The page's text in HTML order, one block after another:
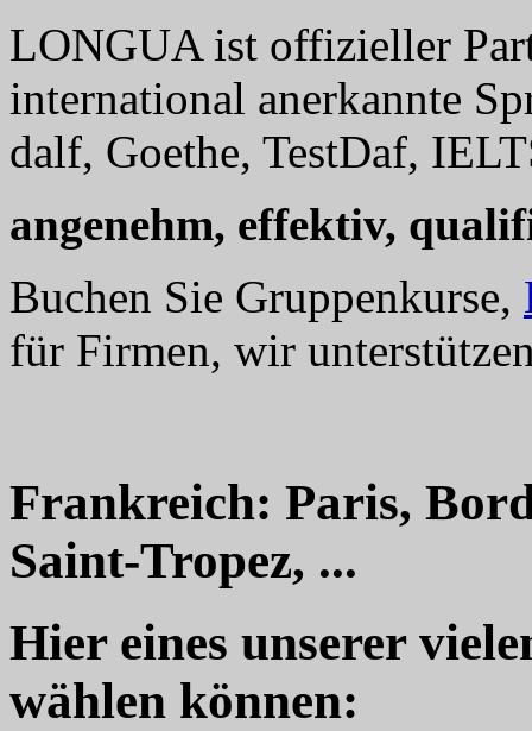
LONGUA ist offizieller
international anerkannte
dalf, Goethe, TestDaf,
angenehm, effektiv,
Buchen Sie Gruppenkurse,
für Firmen, wir
Frankreich: Paris,
Saint-Tropez, ...
Hier eines unserer
wählen können: